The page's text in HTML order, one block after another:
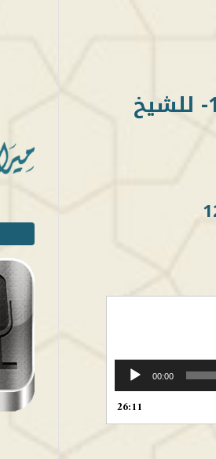
الإيناس بشرح متن البناء والأساس في علم الصرف 12- للشيخ
00:00
26:11